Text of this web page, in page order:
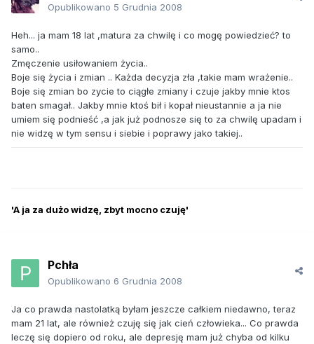
Opublikowano 5 Grudnia 2008
Heh... ja mam 18 lat ,matura za chwilę i co mogę powiedzieć? to
samo..
Zmęczenie usiłowaniem życia..
Boje się życia i zmian .. Każda decyzja zła ,takie mam wrażenie..
Boje się zmian bo zycie to ciągłe zmiany i czuje jakby mnie ktos
baten smagał.. Jakby mnie ktoś bił i kopał nieustannie a ja nie
umiem się podnieść ,a jak już podnosze się to za chwilę upadam i
nie widzę w tym sensu i siebie i poprawy jako takiej..
'A ja za dużo widzę, zbyt mocno czuję'
Pchła
Opublikowano 6 Grudnia 2008
Ja co prawda nastolatką byłam jeszcze całkiem niedawno, teraz
mam 21 lat, ale również czuję się jak cień człowieka... Co prawda
leczę się dopiero od roku, ale depresję mam już chyba od kilku